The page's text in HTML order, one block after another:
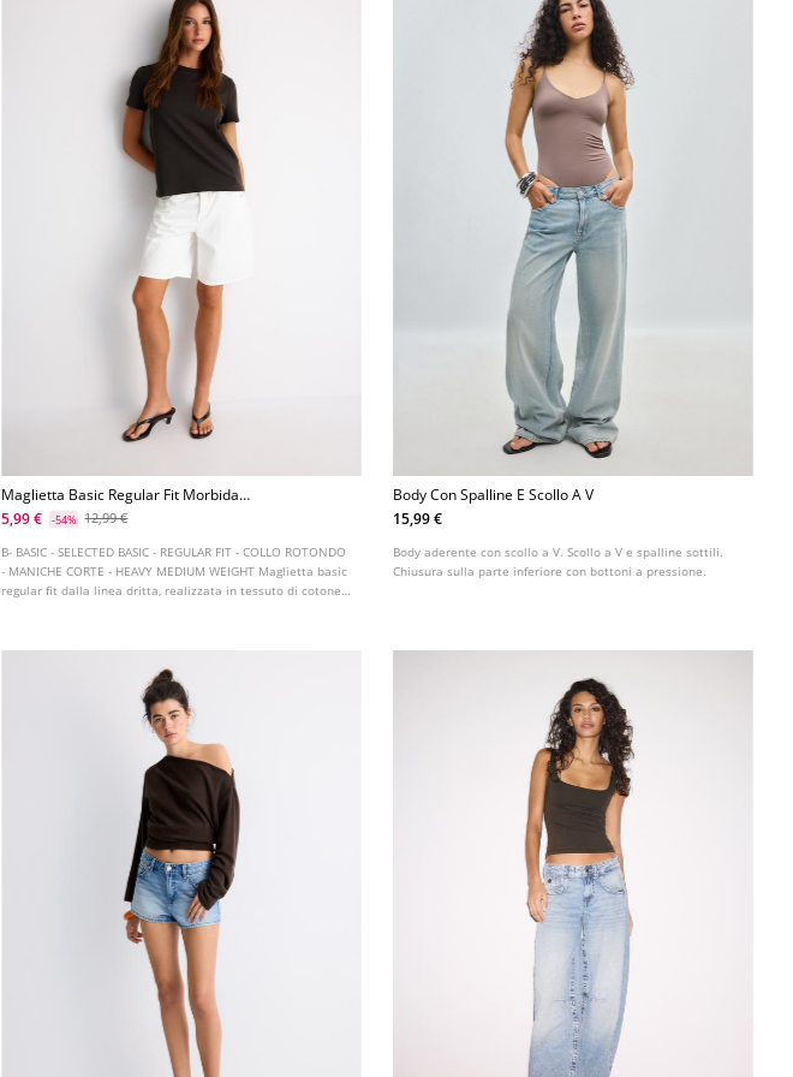
Maglietta Basic Regular Fit Morbida
Al Tatto
5,99 € -54% 12,99 €
B- BASIC - SELECTED BASIC - REGULAR FIT - COLLO ROTONDO
- MANICHE CORTE - HEAVY MEDIUM WEIGHT Maglietta basic
regular fit dalla linea dritta, realizzata in tessuto di cotone
Body Con Spalline E Scollo A V
15,99 €
Body aderente con scollo a V. Scollo a V e spalline sottili.
Chiusura sulla parte inferiore con bottoni a pressione.